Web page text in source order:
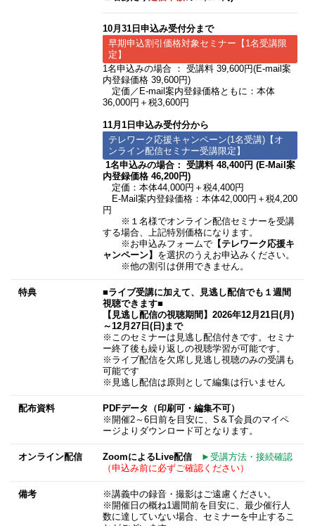
10月31日申込み受付分まで
早期申込割引価格対象セミナー【1名受講限
定】
1名申込みの場合 ： 受講料 39,600円(E-mail案
内登録価格 39,600円)
定価／E-mail案内登録価格ともに：本体
36,000円＋税3,600円
11月1日申込み受付分から
テレワーク応援キャンペーン(1名受講)【オ
ンライン配信セミナー受講限定】
1名申込みの場合： 受講料 48,400円 (E-Mail案
内登録価格 46,200円)
定価：本体44,000円＋税4,400円
E-Mail案内登録価格：本体42,000円＋税4,200
円
※１名様でオンライン配信セミナーを受講
する場合、上記特別価格になります。
※お申込みフォームで【テレワーク応援キ
ャンペーン】
を選択のうえお申込みください。
※他の割引は併用できません。
特典
■ライブ受講に加えて、見逃し配信​でも１週間
視聴できます■
【見逃し配信​の視聴期間】2026年12月21日(月)
～12月27日(日)まで
※このセミナーは見逃し配信付きです。セミナ
ー終了後も繰り返しの視聴学習が可能です。
※ライブ配信を欠席し見逃し視聴のみの受講も
可能です
※見逃し配信は原則として編集は行いません
配布資料
PDFデータ（印刷可・編集不可）
※開催2～6日前を目安に、S＆T会員のマイペ
ージよりダウンロード可となります。
オンライン配信 ZoomによるLive配信
►受講方法・接続確認
（申込み前に必ずご確認ください）
備考
※講義中の録音・撮影はご遠慮ください。
※開催日の概ね1週間前を目安に、最少催行人
数に達していない場合、セミナーを中止するこ